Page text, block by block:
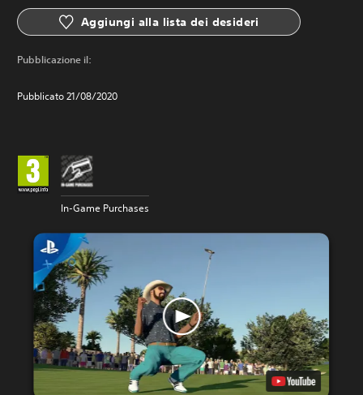
Aggiungi alla lista dei desideri
Pubblicazione il:
Pubblicato 21/08/2020
In-Game Purchases